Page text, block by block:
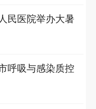
民医院举办大暑
呼吸与感染质控